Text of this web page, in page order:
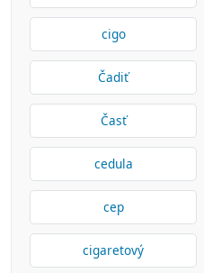
cigo
Čadiť
Časť
cedula
cep
cigaretový